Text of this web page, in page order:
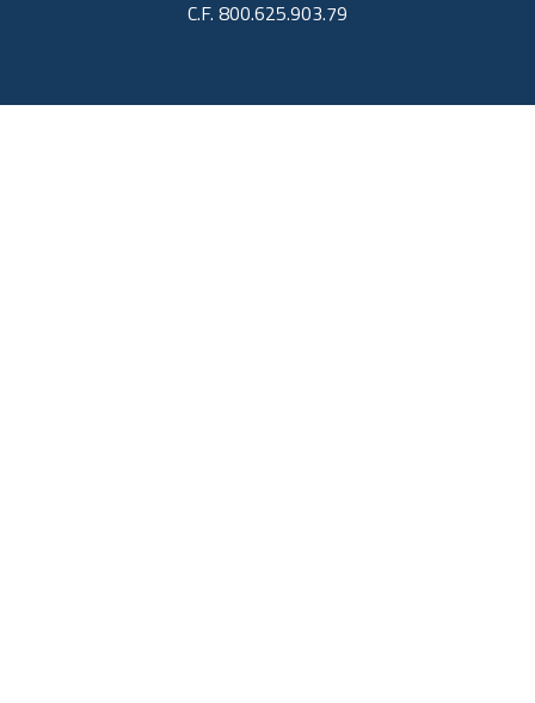
C.F. 800.625.903.79